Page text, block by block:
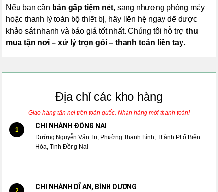
Nếu bạn cần bán gấp tiệm nét, sang nhượng phòng máy
hoặc thanh lý toàn bộ thiết bị, hãy liên hệ ngay để được
khảo sát nhanh và báo giá tốt nhất. Chúng tôi hỗ trợthu
mua tận nơi – xử lý trọn gói – thanh toán liền tay.
Địa chỉ các kho hàng
Giao hàng tận nơi trên toàn quốc. Nhận hàng mới thanh toán!
1 CHI NHÁNH ĐỒNG NAI
Đường Nguyễn Văn Trị, Phường Thanh Bình, Thành Phố Biên
Hòa, Tỉnh Đồng Nai
2 CHI NHÁNH DĨ AN, BÌNH DƯƠNG